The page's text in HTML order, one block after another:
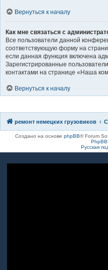
Вернуться к началу
Как мне связаться с
Все пользователи данной
соответствующую форму на
если данная функция включена
Зарегистрированные
контактами на странице «Наша
Вернуться к началу
ремонт немецких грузовиков
Создано на основе phpBB® Forum
Русская